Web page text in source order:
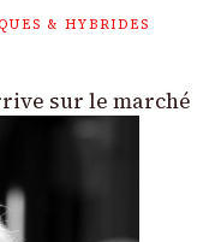
& HYBRIDES
sur le marché